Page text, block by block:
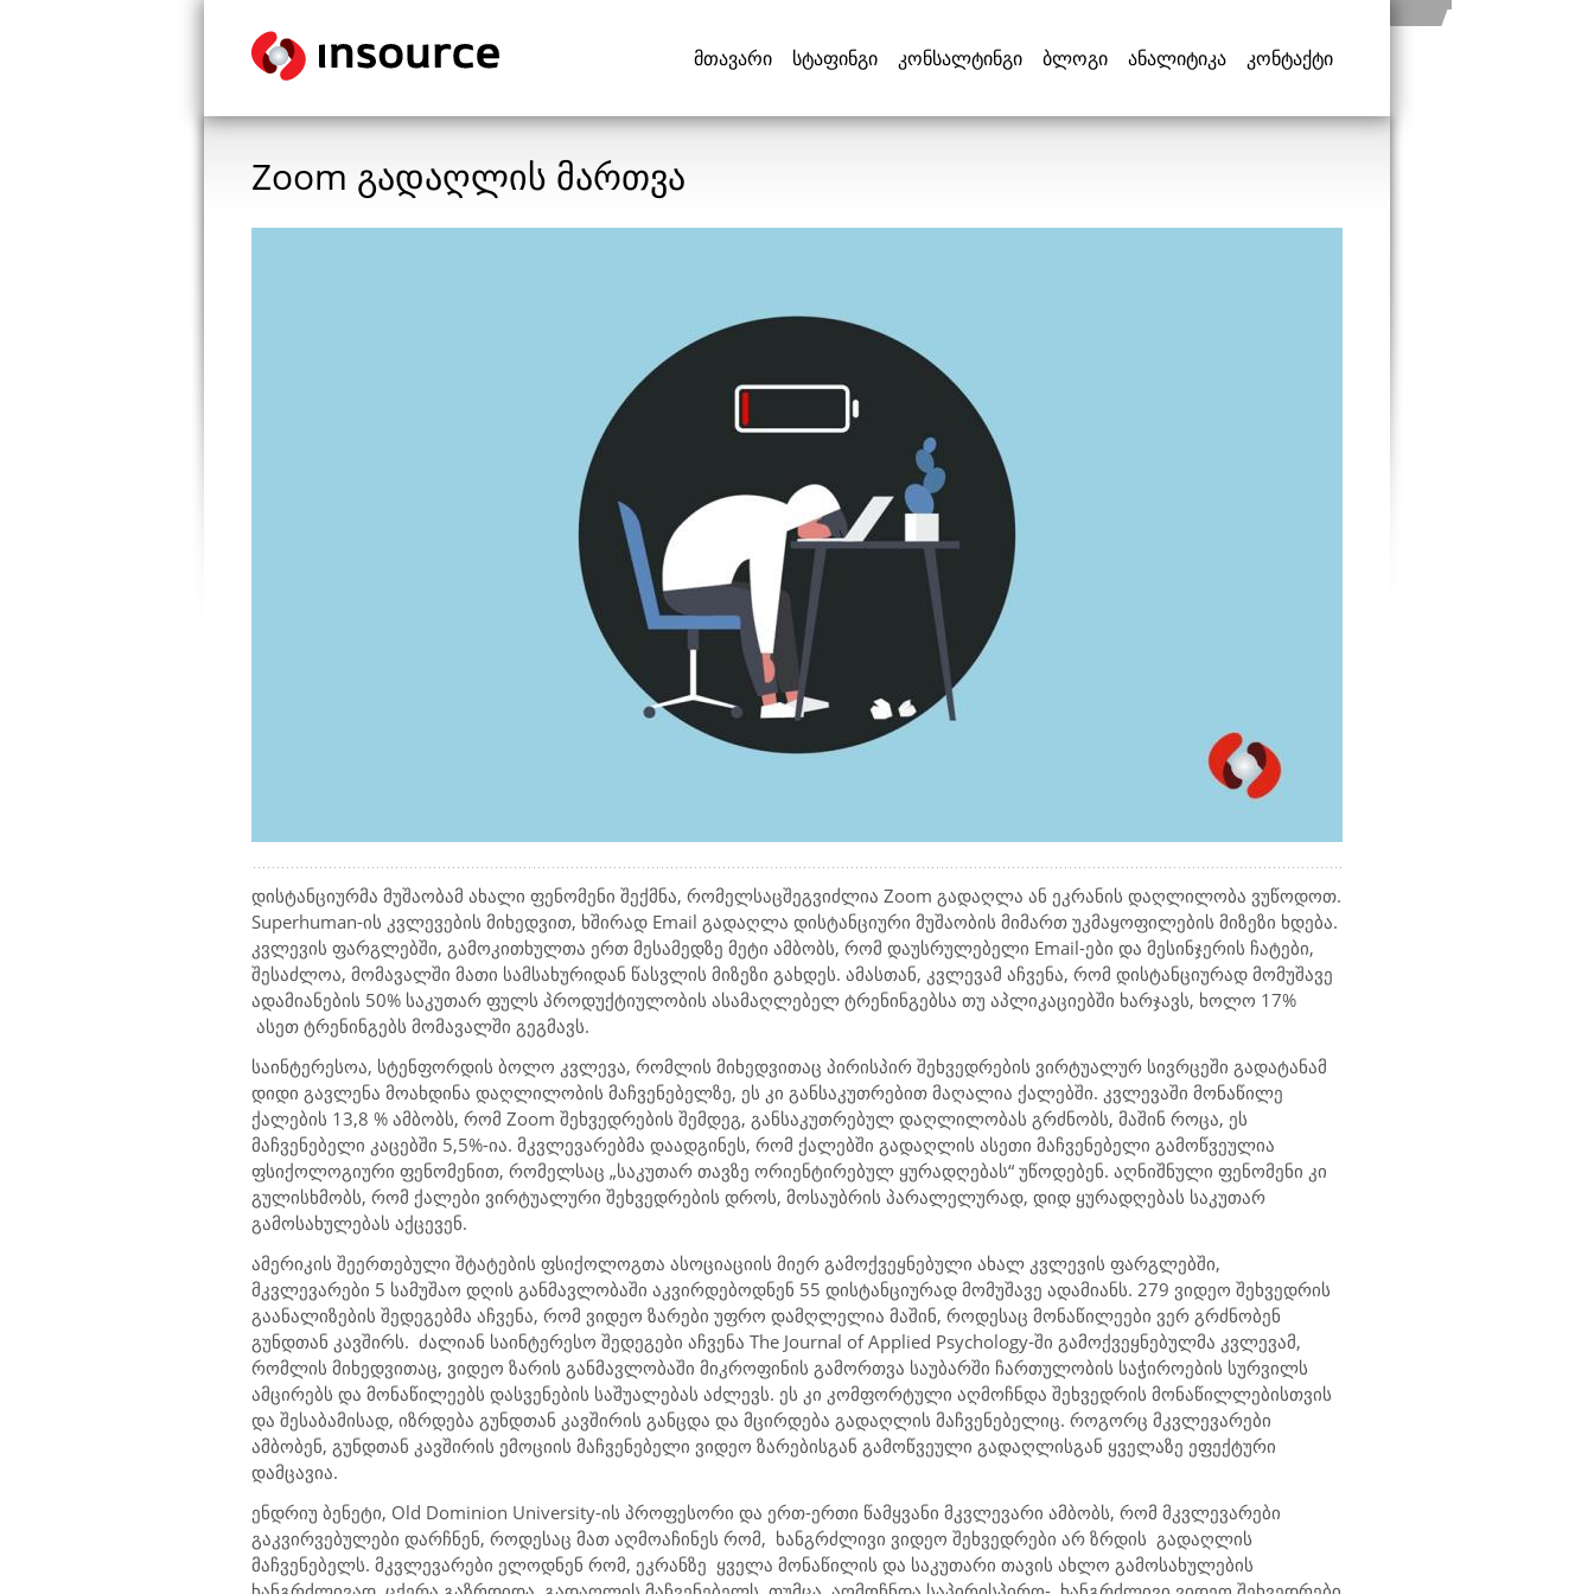
მთავარი სტაფინგი კონსალტინგი ბლოგი ანალიტიკა კონტაქტი
Zoom გადაღლის მართვა
დისტანციურმა მუშაობამ ახალი ფენომენი შექმნა, რომელსაცშეგვიძლია Zoom გადაღლა ან ეკრანის დაღლილობა ვუწოდოთ.
Superhuman-ის კვლევების მიხედვით, ხშირად Email გადაღლა დისტანციური მუშაობის მიმართ უკმაყოფილების მიზეზი ხდება.
კვლევის ფარგლებში, გამოკითხულთა ერთ მესამედზე მეტი ამბობს, რომ დაუსრულებელი Email-ები და მესინჯერის ჩატები,
შესაძლოა, მომავალში მათი სამსახურიდან წასვლის მიზეზი გახდეს. ამასთან, კვლევამ აჩვენა, რომ დისტანციურად მომუშავე
ადამიანების 50% საკუთარ ფულს პროდუქტიულობის ასამაღლებელ ტრენინგებსა თუ აპლიკაციებში ხარჯავს, ხოლო 17%
ასეთ ტრენინგებს მომავალში გეგმავს.
საინტერესოა, სტენფორდის ბოლო კვლევა, რომლის მიხედვითაც პირისპირ შეხვედრების ვირტუალურ სივრცეში გადატანამ
დიდი გავლენა მოახდინა დაღლილობის მაჩვენებელზე, ეს კი განსაკუთრებით მაღალია ქალებში. კვლევაში მონაწილე
ქალების 13,8 % ამბობს, რომ Zoom შეხვედრების შემდეგ, განსაკუთრებულ დაღლილობას გრძნობს, მაშინ როცა, ეს
მაჩვენებელი კაცებში 5,5%-ია. მკვლევარებმა დაადგინეს, რომ ქალებში გადაღლის ასეთი მაჩვენებელი გამოწვეულია
ფსიქოლოგიური ფენომენით, რომელსაც „საკუთარ თავზე ორიენტირებულ ყურადღებას“ უწოდებენ. აღნიშნული ფენომენი კი
გულისხმობს, რომ ქალები ვირტუალური შეხვედრების დროს, მოსაუბრის პარალელურად, დიდ ყურადღებას საკუთარ
გამოსახულებას აქცევენ.
ამერიკის შეერთებული შტატების ფსიქოლოგთა ასოციაციის მიერ გამოქვეყნებული ახალ კვლევის ფარგლებში,
მკვლევარები 5 სამუშაო დღის განმავლობაში აკვირდებოდნენ 55 დისტანციურად მომუშავე ადამიანს. 279 ვიდეო შეხვედრის
გაანალიზების შედეგებმა აჩვენა, რომ ვიდეო ზარები უფრო დამღლელია მაშინ, როდესაც მონაწილეები ვერ გრძნობენ
გუნდთან კავშირს. ძალიან საინტერესო შედეგები აჩვენა The Journal of Applied Psychology-ში გამოქვეყნებულმა კვლევამ,
რომლის მიხედვითაც, ვიდეო ზარის განმავლობაში მიკროფინის გამორთვა საუბარში ჩართულობის საჭიროების სურვილს
ამცირებს და მონაწილეებს დასვენების საშუალებას აძლევს. ეს კი კომფორტული აღმოჩნდა შეხვედრის მონაწილლებისთვის
და შესაბამისად, იზრდება გუნდთან კავშირის განცდა და მცირდება გადაღლის მაჩვენებელიც. როგორც მკვლევარები
ამბობენ, გუნდთან კავშირის ემოციის მაჩვენებელი ვიდეო ზარებისგან გამოწვეული გადაღლისგან ყველაზე ეფექტური
დამცავია.
ენდრიუ ბენეტი, Old Dominion University-ის პროფესორი და ერთ-ერთი წამყვანი მკვლევარი ამბობს, რომ მკვლევარები
გაკვირვებულები დარჩნენ, როდესაც მათ აღმოაჩინეს რომ, ხანგრძლივი ვიდეო შეხვედრები არ ზრდის გადაღლის
მაჩვენებელს. მკვლევარები ელოდნენ რომ, ეკრანზე ყველა მონაწილის და საკუთარი თავის ახლო გამოსახულების